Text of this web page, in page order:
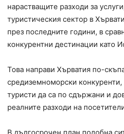
нарастващите разходи за
туристическия сектор в
през последните години, в
конкурентни дестинации като
Това направи Хърватия по-
средиземноморски
туристи да са по сдържани и
реалните разходи на